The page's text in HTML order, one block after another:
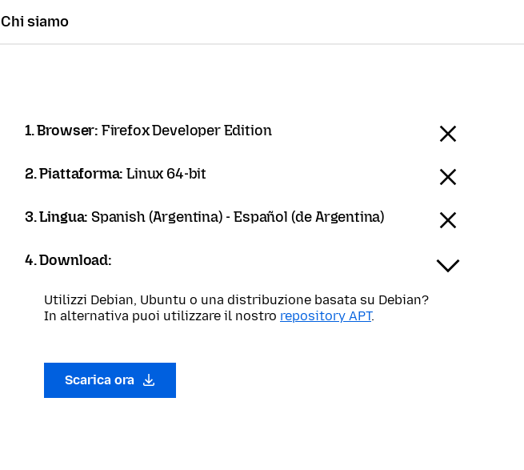
Chi siamo
1. Browser: Firefox Developer Edition
2. Piattaforma:Linux 64-bit
3. Lingua: Spanish (Argentina) - Español (de Argentina)
4. Download:
Utilizzi Debian, Ubuntu o una distribuzione basata su Debian?
In alternativa puoi utilizzare il nostro repository APT.
Scarica ora